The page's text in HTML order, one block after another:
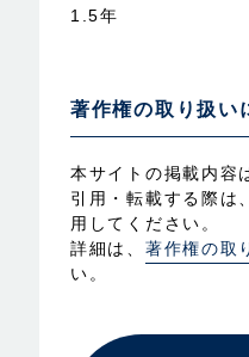
1.5年
著作権の取り扱い
本サイトの掲載内容
引用・転載する際は
用してください。
詳細は、 著作権の取
い。